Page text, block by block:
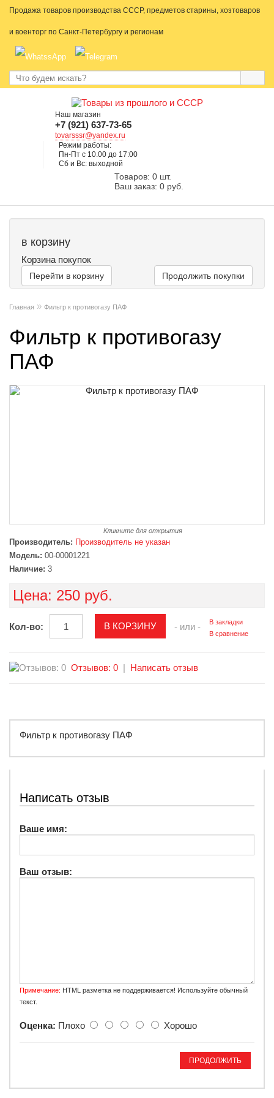
Продажа товаров производства СССР, предметов старины, хозтоваров
и военторг по Санкт-Петербургу и регионам
Наш магазин
+7 (921) 637-73-65
tovarsssr@yandex.ru
Режим работы:
Пн-Пт с 10.00 до 17:00
Сб и Вс: выходной
Товаров: 0 шт.
Ваш заказ: 0 руб.
в корзину
Корзина покупок
Перейти в корзину Продолжить покупки
Главная » Фильтр к противогазу ПАФ
Фильтр к противогазу
ПАФ
Кликните для открытия
Производитель: Производитель не указан
Модель: 00-00001221
Наличие: 3
Цена: 250 руб.
Кол-во: - или -
В закладки
В сравнение
Отзывов: 0 | Написать отзыв
Фильтр к противогазу ПАФ
Написать отзыв
Ваше имя:
Ваш отзыв:
Примечание: HTML разметка не поддерживается! Используйте обычный
текст.
Оценка: Плохо Хорошо
ПРОДОЛЖИТЬ